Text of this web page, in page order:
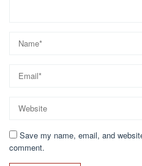
Save my name, email, and
comment.